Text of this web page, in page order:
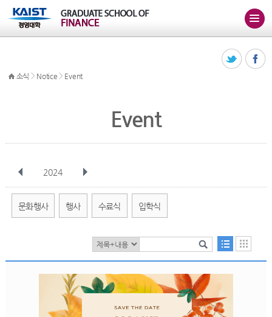
소식 > Notice > Event
Event
2024
전체 1월 2월 4월 5월 6월
문화행사 행사 수료식 입학식